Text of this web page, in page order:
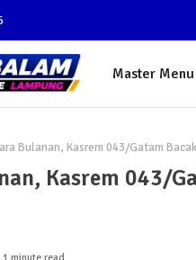
Master Menu
Bulanan, Kasrem 043/Gatam
Kasrem 043/